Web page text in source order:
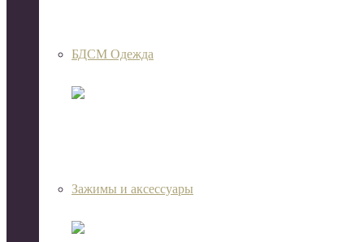
БДСМ Одежда
Зажимы и аксессуары